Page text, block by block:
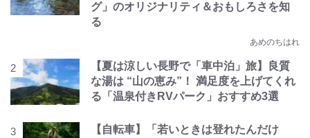
グ」のオリジナリティ＆おもしろさを知
る
あめのちはれ
【夏は涼しい長野で「車中泊」旅】良質
な湯は “山の恵み”！ 満足度を上げてくれ
る「温泉付きRVパーク」おすすめ3選
【自転車】「若いときは登れたんだけ